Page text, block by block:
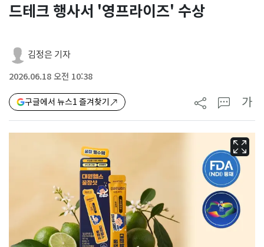
드테크 행사서 '영프라이즈' 수상
김정은 기자
2026.06.18 오전 10:38
구글에서 뉴스1 즐겨찾기 가